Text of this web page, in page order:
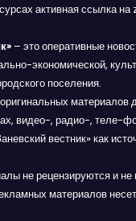
активная ссылка
– это оперативные
экономической,
поселения.
материалов
видео-, радио-, теле-
вестник» как
не рецензируются и
материалов